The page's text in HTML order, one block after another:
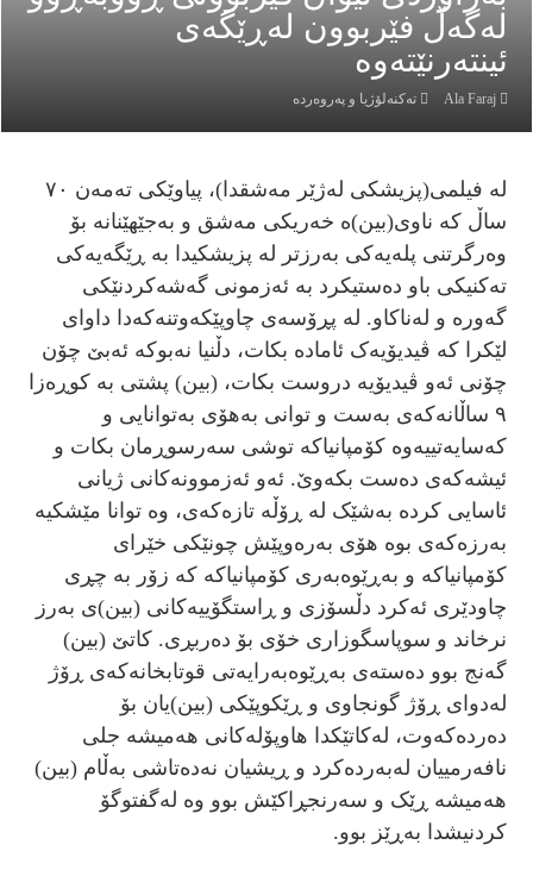
لەگەڵ فێربوون لەڕێگەی
ئینتەرنێتەوە
Ala Faraj تەكنەلۆژيا و پەروەردە
لە فیلمی(پزیشکی لەژێر مەشقدا)، پیاوێکی تەمەن ٧٠
ساڵ کە ناوی(بین)ە خەریکی مەشق و بەجێهێنانە بۆ
وەرگرتنی پلەیەکی بەرزتر لە پزیشکیدا بە ڕێگەیەکی
تەکنیکی باو دەستیکرد بە ئەزمونی گەشەکردنێکی
گەورە و لەناکاو. لە پڕۆسەی چاوپێکەوتنەکەدا داوای
لێکرا کە ڤیدیۆیەک ئامادە بکات، دڵنیا نەبوکە ئەبێ چۆن
چۆنی ئەو ڤیدیۆیە دروست بکات، (بین) پشتی بە کوڕەزا
٩ ساڵانەکەی بەست و توانی بەهۆی بەتوانایی و
کەسایەتییەوە کۆمپانیاکە توشی سەرسوڕمان بکات و
ئیشەکەی دەست بکەوێ. ئەو ئەزموونەکانی ژیانی
ئاسایی کردە بەشێک لە ڕۆڵە تازەکەی، وە توانا مێشکیە
بەرزەکەی بوە هۆی بەرەوپێش چونێکی خێرای
کۆمپانیاکە و بەڕێوەبەری کۆمپانیاکە کە زۆر بە چڕی
چاودێری ئەکرد دڵسۆزی و ڕاستگۆییەکانی (بین)ی بەرز
نرخاند و سوپاسگوزاری خۆی بۆ دەربڕی. کاتێ (بین)
گەنج بوو دەستەی بەڕێوەبەرایەتی قوتابخانەکەی ڕۆژ
لەدوای ڕۆژ گونجاوی و ڕێکوپێکی (بین)یان بۆ
دەردەکەوت، لەکاتێکدا هاوپۆلەکانی هەمیشە جلی
نافەرمییان لەبەردەکرد و ڕیشیان نەدەتاشی بەڵام (بین)
هەمیشە ڕێک و سەرنجڕاکێش بوو وە لەگفتوگۆ
کردنیشدا بەڕێز بوو.